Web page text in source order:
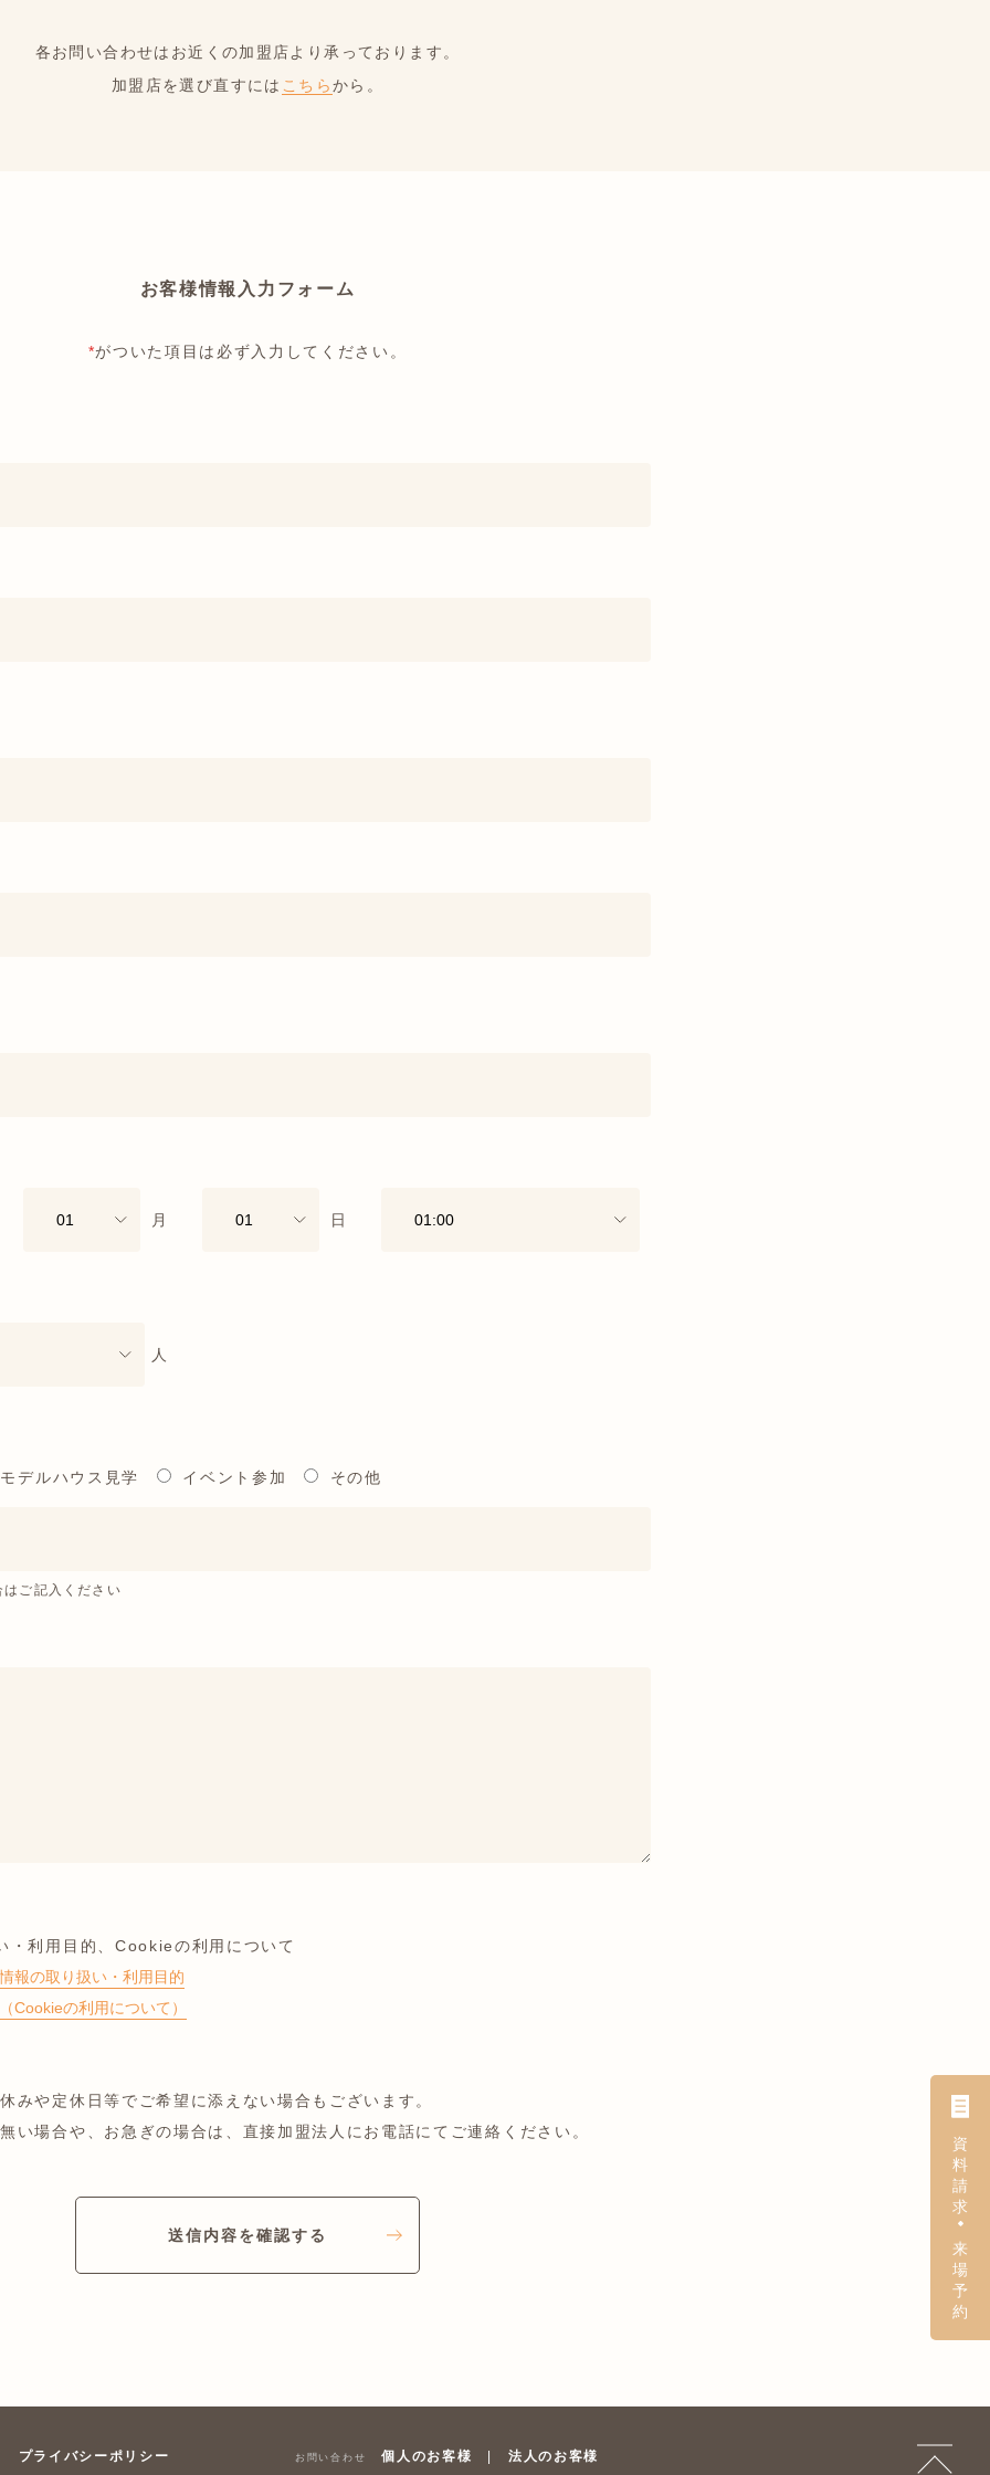
各お問い合わせはお近くの加盟店より承っております。
加盟店を選び直すには こちらから。
お客様情報入力フォーム
*がついた項目は必ず入力してください。
月 日
人
モデルハウス見学 イベント参加 その他
ご記入ください
・利用目的、Cookieの利用について
報の取り扱い・利用目的
Cookieの利用について）
みや定休日等でご希望に添えない場合もございます。
い場合や、お急ぎの場合は、直接加盟法人にお電話にてご連絡ください。
送信内容を確認する
プライバシーポリシー お問い合わせ 個人のお客様 法人のお客様